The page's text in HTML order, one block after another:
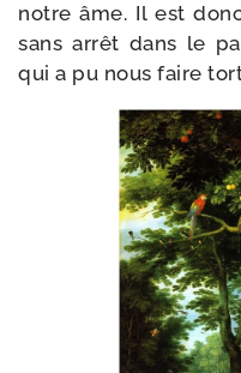
notre âme. Il est
sans arrêt dans le
qui a pu nous faire